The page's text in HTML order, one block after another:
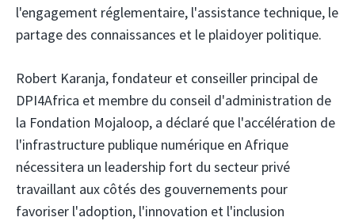
l'engagement réglementaire, l'assistance technique, le
partage des connaissances et le plaidoyer politique.
Robert Karanja, fondateur et conseiller principal de
DPI4Africa et membre du conseil d'administration de
la Fondation Mojaloop, a déclaré que l'accélération de
l'infrastructure publique numérique en Afrique
nécessitera un leadership fort du secteur privé
travaillant aux côtés des gouvernements pour
favoriser l'adoption, l'innovation et l'inclusion